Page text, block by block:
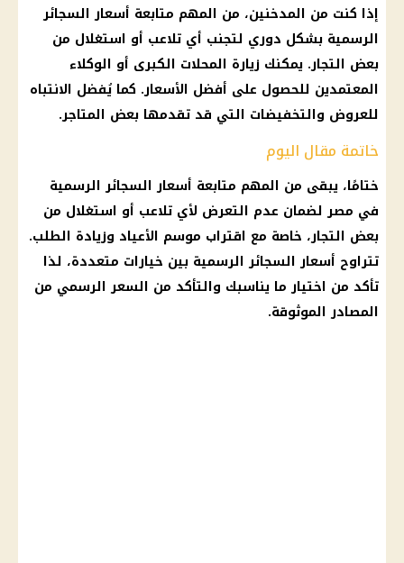
إذا كنت من المدخنين، من المهم متابعة أسعار السجائر
الرسمية بشكل دوري لتجنب أي تلاعب أو استغلال من
بعض التجار. يمكنك زيارة المحلات الكبرى أو الوكلاء
المعتمدين للحصول على أفضل الأسعار. كما يُفضل الانتباه
للعروض والتخفيضات التي قد تقدمها بعض المتاجر.
خاتمة مقال اليوم
ختامًا، يبقى من المهم متابعة أسعار السجائر الرسمية
في مصر لضمان عدم التعرض لأي تلاعب أو استغلال من
بعض التجار، خاصة مع اقتراب موسم الأعياد وزيادة الطلب.
تتراوح أسعار السجائر الرسمية بين خيارات متعددة، لذا
تأكد من اختيار ما يناسبك والتأكد من السعر الرسمي من
المصادر الموثوقة.